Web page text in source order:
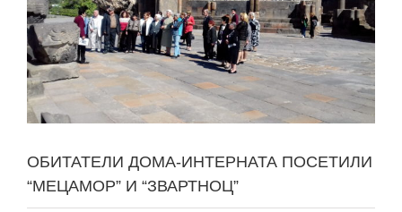
ОБИТАТЕЛИ ДОМА-ИНТЕРНАТА ПОСЕТИЛИ
“МЕЦАМОР” И “ЗВАРТНОЦ”